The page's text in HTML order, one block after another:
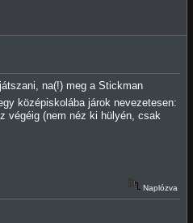
na(!) meg a Stickman
középiskolába járok nevezetesen:
végéig (nem néz ki hülyén, csak
Naplózva